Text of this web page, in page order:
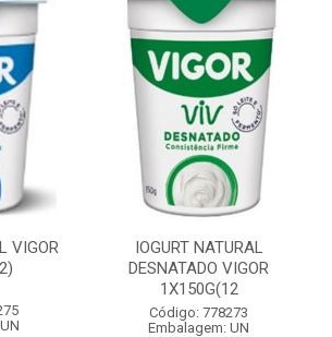
VIGOR
IOGURT NATURAL
DESNATADO VIGOR
1X150G(12
Código: 778273
Embalagem: UN